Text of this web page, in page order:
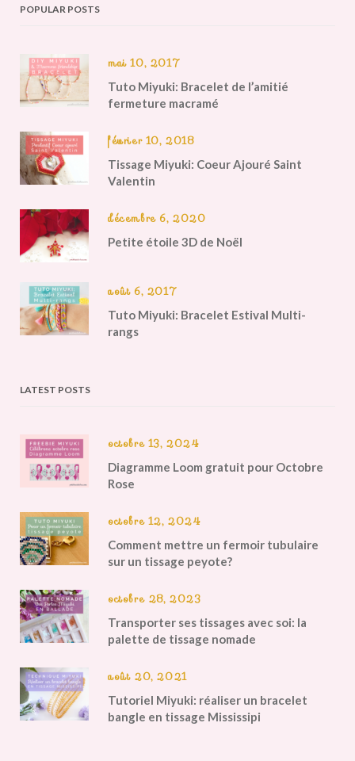
POPULAR POSTS
mai 10, 2017
Tuto Miyuki: Bracelet de l’amitié
fermeture macramé
février 10, 2018
Tissage Miyuki: Coeur Ajouré Saint
Valentin
décembre 6, 2020
Petite étoile 3D de Noël
août 6, 2017
Tuto Miyuki: Bracelet Estival Multi-
rangs
LATEST POSTS
octobre 13, 2024
Diagramme Loom gratuit pour Octobre
Rose
octobre 12, 2024
Comment mettre un fermoir tubulaire
sur un tissage peyote?
octobre 28, 2023
Transporter ses tissages avec soi: la
palette de tissage nomade
août 20, 2021
Tutoriel Miyuki: réaliser un bracelet
bangle en tissage Mississipi